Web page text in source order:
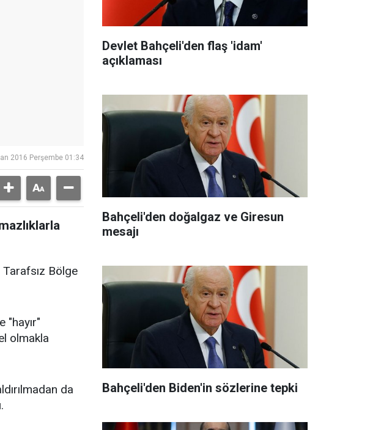
2016 Perşembe 01:34
Tarafsız Bölge
"hayır"
olmakla
da
Devlet Bahçeli'den flaş 'idam'
açıklaması
Bahçeli'den doğalgaz ve Giresun
mesajı
Bahçeli'den Biden'in sözlerine tepki